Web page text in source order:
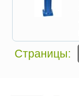
Страницы: